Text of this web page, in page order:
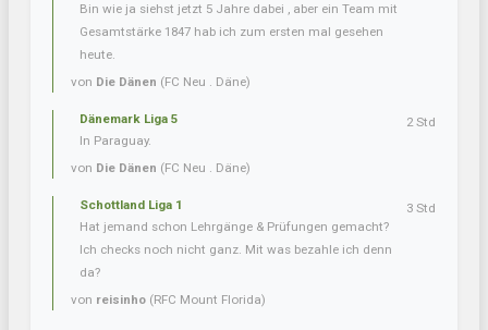
Bin wie ja siehst jetzt 5 Jahre dabei , aber ein Team mit
Gesamtstärke 1847 hab ich zum ersten mal gesehen
heute.
von Die Dänen (FC Neu . Däne)
Dänemark Liga 5
In Paraguay.
von Die Dänen (FC Neu . Däne)
2 Std
Schottland Liga 1
Hat jemand schon Lehrgänge & Prüfungen gemacht?
Ich checks noch nicht ganz. Mit was bezahle ich denn
da?
von reisinho (RFC Mount Florida)
3 Std